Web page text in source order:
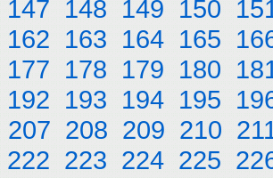
147 148 149 150
162 163 164 165
177 178 179 180
192 193 194 195
207 208 209 210
222 223 224 225